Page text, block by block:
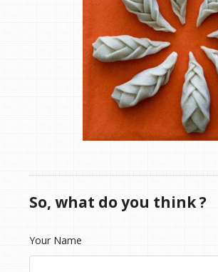
So, what do you think ?
Your Name